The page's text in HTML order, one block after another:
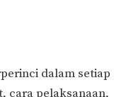
dalam setiap
cara pelaksanaan,